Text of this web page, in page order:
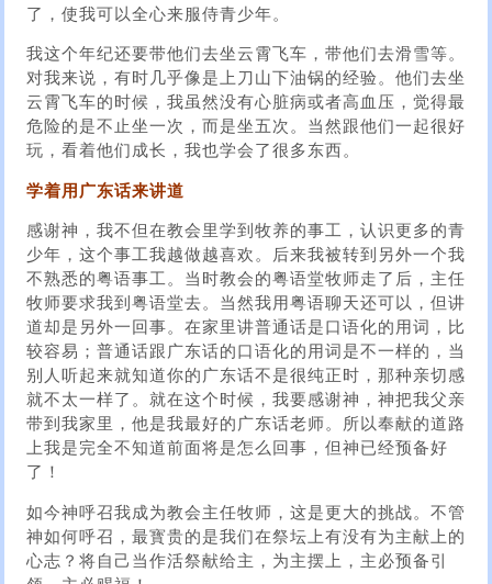
了，使我可以全心来服侍青少年。
我这个年纪还要带他们去坐云霄飞车，带他们去滑雪等。
对我来说，有时几乎像是上刀山下油锅的经验。他们去坐
云霄飞车的时候，我虽然没有心脏病或者高血压，觉得最
危险的是不止坐一次，而是坐五次。当然跟他们一起很好
玩，看着他们成长，我也学会了很多东西。
学着用广东话来讲道
感谢神，我不但在教会里学到牧养的事工，认识更多的青
少年，这个事工我越做越喜欢。后来我被转到另外一个我
不熟悉的粤语事工。当时教会的粤语堂牧师走了后，主任
牧师要求我到粤语堂去。当然我用粤语聊天还可以，但讲
道却是另外一回事。在家里讲普通话是口语化的用词，比
较容易；普通话跟广东话的口语化的用词是不一样的，当
别人听起来就知道你的广东话不是很纯正时，那种亲切感
就不太一样了。就在这个时候，我要感谢神，神把我父亲
带到我家里，他是我最好的广东话老师。所以奉献的道路
上我是完全不知道前面将是怎么回事，但神已经预备好
了！
如今神呼召我成为教会主任牧师，这是更大的挑战。不管
神如何呼召，最寳贵的是我们在祭坛上有没有为主献上的
心志？将自己当作活祭献给主，为主摆上，主必预备引